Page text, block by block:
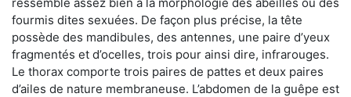
fourmis dites sexuées. De façon plus précise, la tête
possède des mandibules, des antennes, une paire d’yeux
fragmentés et d’ocelles, trois pour ainsi dire, infrarouges.
Le thorax comporte trois paires de pattes et deux paires
d’ailes de nature membraneuse. L’abdomen de la guêpe est